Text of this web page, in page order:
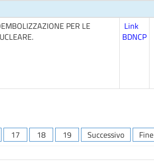
17 18 19 Successivo Fine
PER LE
Link
BDNCP